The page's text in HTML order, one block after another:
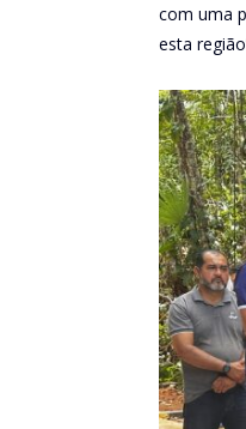
com uma
esta